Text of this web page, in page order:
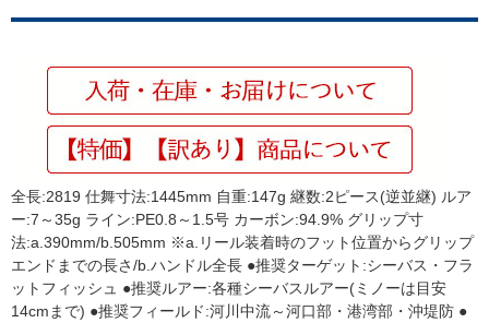
全長:2819 仕舞寸法:1445mm 自重:147g 継数:2ピース(逆並継) ルア
ー:7～35g ライン:PE0.8～1.5号 カーボン:94.9% グリップ寸
法:a.390mm/b.505mm ※a.リール装着時のフット位置からグリップ
エンドまでの長さ/b.ハンドル全長 ●推奨ターゲット:シーバス・フラ
ットフィッシュ ●推奨ルアー:各種シーバスルアー(ミノーは目安
14cmまで) ●推奨フィールド:河川中流～河口部・港湾部・沖堤防 ●